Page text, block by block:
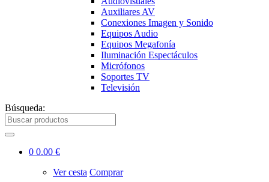
Auxiliares AV
Conexiones Imagen y Sonido
Equipos Audio
Equipos Megafonía
Iluminación Espectáculos
Micrófonos
Soportes TV
Televisión
Búsqueda:
0 0.00 €
Ver cesta Comprar